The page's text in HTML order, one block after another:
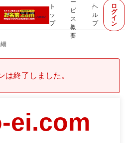
ト
ッ
プ
ー
ビ
ス
概
要
ヘ
ル
プ
ロ
グ
イ
ン
は終了しました。
ei.com